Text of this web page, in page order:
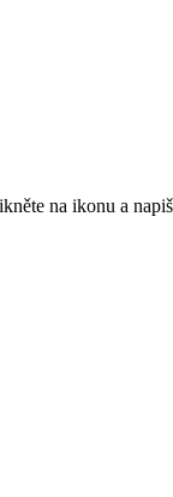
na ikonu a